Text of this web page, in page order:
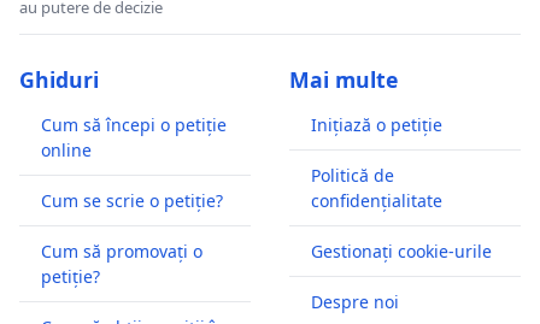
au putere de decizie
Ghiduri
Cum să începi o petiție
online
Cum se scrie o petiție?
Cum să promovați o
petiție?
Mai multe
Inițiază o petiție
Politică de
confidențialitate
Gestionați cookie-urile
Despre noi